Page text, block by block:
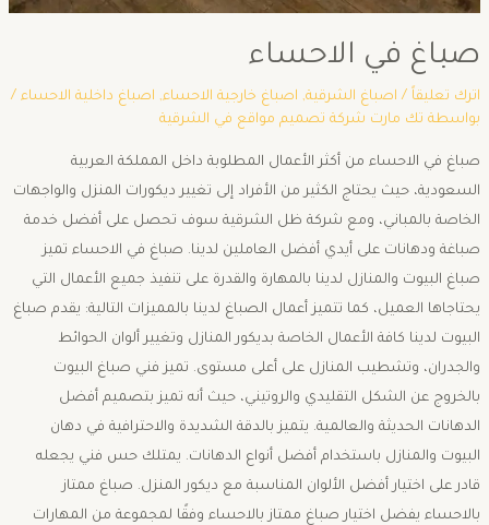
صباغ في الاحساء
اترك تعليقاً / اصباغ الشرقية, اصباغ خارجية الاحساء, اصباغ داخلية الاحساء/
بواسطة تك مارت شركة تصميم مواقع في الشرقية
صباغ في الاحساء من أكثر الأعمال المطلوبة داخل المملكة العربية
السعودية، حيث يحتاج الكثير من الأفراد إلى تغيير ديكورات المنزل والواجهات
الخاصة بالمباني، ومع شركة ظل الشرقية سوف تحصل على أفضل خدمة
صباغة ودهانات على أيدي أفضل العاملين لدينا. صباغ في الاحساء تميز
صباغ البيوت والمنازل لدينا بالمهارة والقدرة على تنفيذ جميع الأعمال التي
يحتاجاها العميل، كما تتميز أعمال الصباغ لدينا بالمميزات التالية: يقدم صباغ
البيوت لدينا كافة الأعمال الخاصة بديكور المنازل وتغيير ألوان الحوائط
والجدران، وتشطيب المنازل على أعلى مستوى. تميز فني صباغ البيوت
بالخروج عن الشكل التقليدي والروتيني، حيث أنه تميز بتصميم أفضل
الدهانات الحديثة والعالمية. يتميز بالدقة الشديدة والاحترافية في دهان
البيوت والمنازل باستخدام أفضل أنواع الدهانات. يمتلك حس فني يجعله
قادر على اختيار أفضل الألوان المناسبة مع ديكور المنزل. صباغ ممتاز
بالاحساء يفضل اختيار صباغ ممتاز بالاحساء وفقًا لمجموعة من المهارات